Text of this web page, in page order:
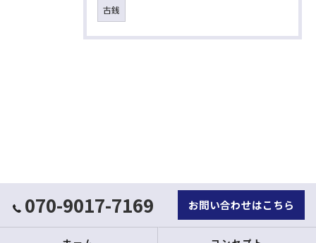
古銭
070-9017-7169 お問い合わせはこちら